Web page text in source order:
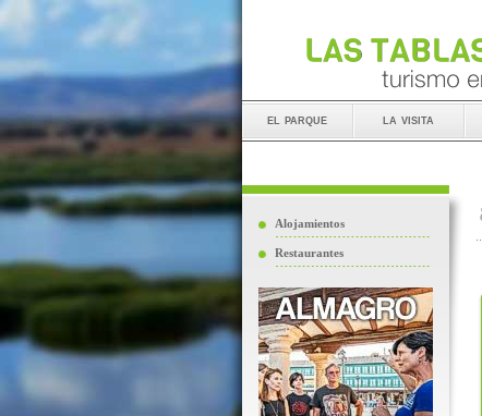
el parque la visita
Alojamientos
Restaurantes